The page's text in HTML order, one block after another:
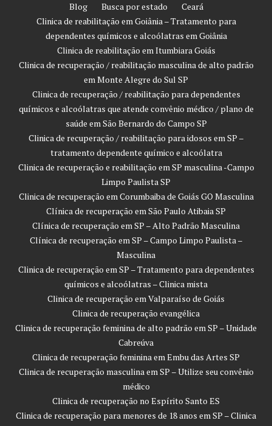
Blog
Busca por estado
Ceará
Clinica de reabilitação em Goiânia – Tratamento para
dependentes químicos e alcoólatras em Goiânia
Clinica de reabilitação em Itumbiara Goiás
Clinica de recuperação / reabilitação masculina de alto padrão
em Monte Alegre do Sul SP
Clinica de recuperação / reabilitação para dependentes
químicos e alcoólatras que atende convênio médico / plano de
saúde em São Bernardo do Campo SP
Clinica de recuperação / reabilitação para idosos em SP –
tratamento dependente químico e alcoólatra
Clinica de recuperação e reabilitação em SP masculina -Campo
Limpo Paulista SP
Clinica de recuperação em Corumbaiba de Goiás GO Masculina
Clínica de recuperação em São Paulo Atibaia SP
Clínica de recuperação em SP – Alto Padrão Masculina
Clínica de recuperação em SP – Campo Limpo Paulista –
Masculina
Clinica de recuperação em SP – Tratamento para dependentes
químicos e alcoólatras – Clinica mista
Clinica de recuperação em Valparaíso de Goiás
Clinica de recuperação evangélica
Clinica de recuperação feminina de alto padrão em SP – Unidade
Cabreúva
Clinica de recuperação feminina em Embu das Artes SP
Clinica de recuperação masculina em SP – Utilize seu convênio
médico
Clinica de recuperação no Espírito Santo ES
Clinica de recuperação para menores de 18 anos em SP – Clinica